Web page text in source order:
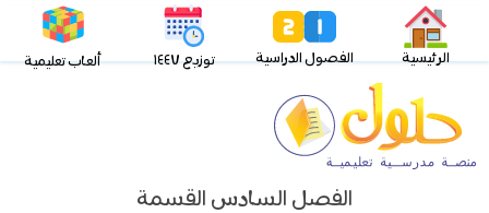
الرئيسية الفصول الدراسية توزيع ١٤٤٧ ألعاب تعليمية
الفصل السادس القسمة